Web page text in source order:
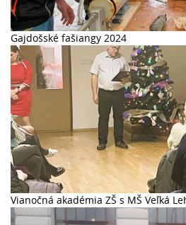
Gajdošské fašiangy 2024
Vianočná akadémia ZŠ s MŠ Veľká